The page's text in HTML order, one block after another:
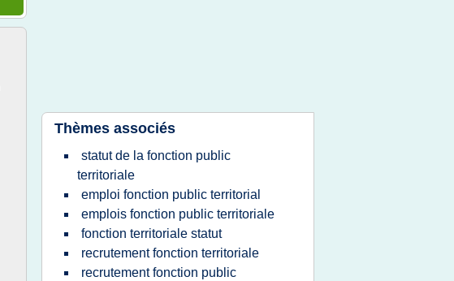
Thèmes associés
statut de la fonction public
territoriale
emploi fonction public territorial
emplois fonction public territoriale
fonction territoriale statut
recrutement fonction territoriale
recrutement fonction public